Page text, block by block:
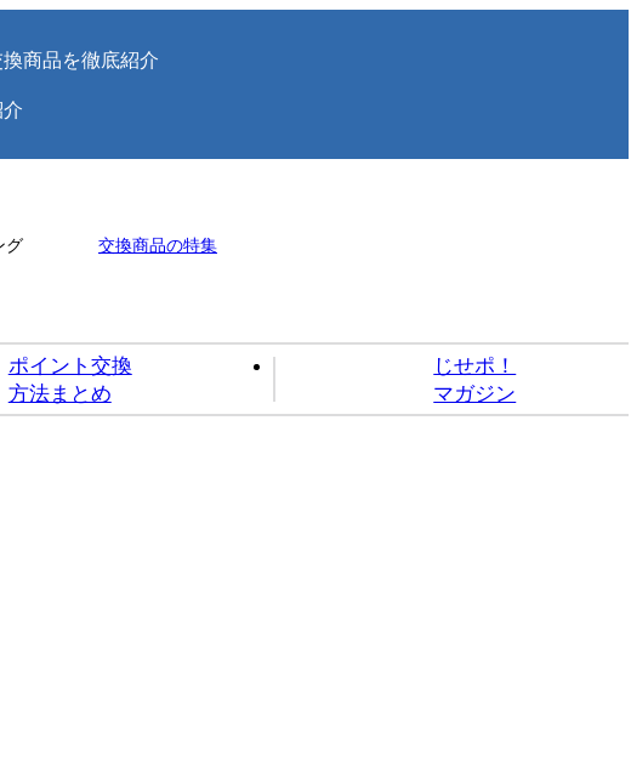
商品を徹底紹介
グ 交換商品の特集
ポイント交換
方法まとめ
じせポ！
マガジン